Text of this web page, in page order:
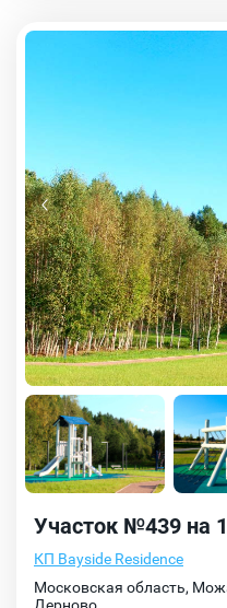
Участок №439 на
КП Bayside Residence
Московская область,